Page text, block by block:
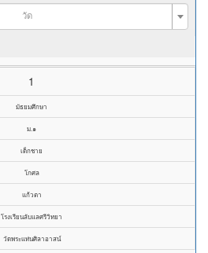
วัด
1
มัธยมศึกษา
ม.๑
เด็กชาย
โกศล
แก้วตา
โรงเรียนลับแลศรีวิทยา
วัดพระแท่นศิลาอาสน์